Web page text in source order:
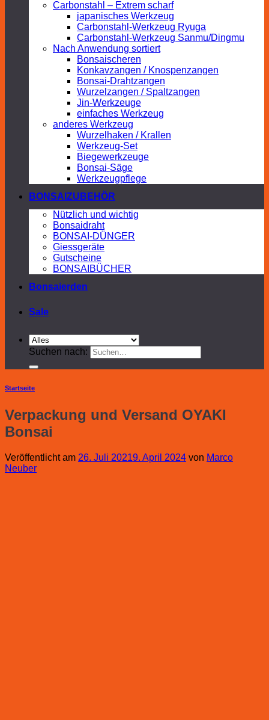
Carbonstahl – Extrem scharf
japanisches Werkzeug
Carbonstahl-Werkzeug Ryuga
Carbonstahl-Werkzeug Sanmu/Dingmu
Nach Anwendung sortiert
Bonsaischeren
Konkavzangen / Knospenzangen
Bonsai-Drahtzangen
Wurzelzangen / Spaltzangen
Jin-Werkzeuge
einfaches Werkzeug
anderes Werkzeug
Wurzelhaken / Krallen
Werkzeug-Set
Biegewerkzeuge
Bonsai-Säge
Werkzeugpflege
BONSAIZUBEHÖR
Nützlich und wichtig
Bonsaidraht
BONSAI-DÜNGER
Giessgeräte
Gutscheine
BONSAIBÜCHER
Bonsaierden
Sale
Suchen nach:
Startseite
Verpackung und Versand OYAKI
Bonsai
Veröffentlicht am 26. Juli 20219. April 2024 von Marco
Neuber